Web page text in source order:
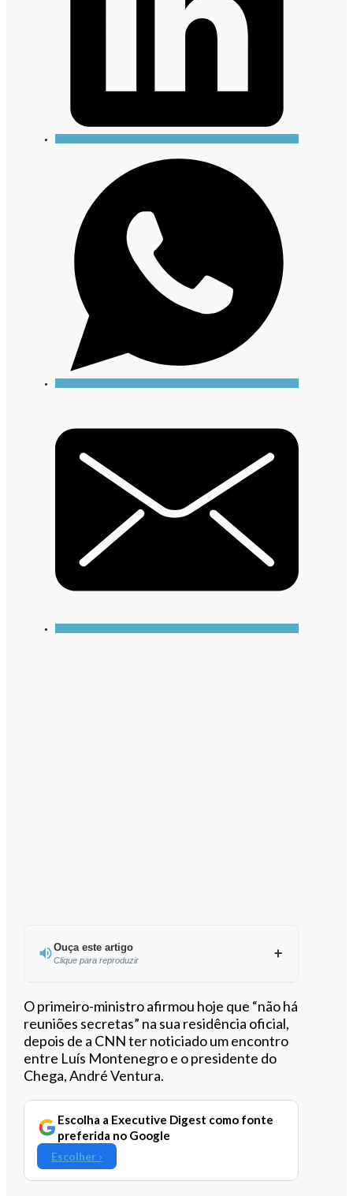
Ouça este artigo
Clique para reproduzir
Ouvir este artigo
O primeiro-ministro afirmou hoje que “não há
reuniões secretas” na sua residência oficial,
depois de a CNN ter noticiado um encontro
entre Luís Montenegro e o presidente do
Chega, André Ventura.
Escolha a Executive Digest como fonte
preferida no Google
Escolher ›